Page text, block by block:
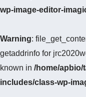
wp-image-editor-
Warning:
getaddrinfo for
known in /home/
includes/class-wp-